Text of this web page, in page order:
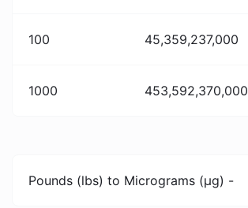
100 45,359,237,000
1000 453,592,370,000
Pounds (lbs) to Micrograms (µg) -